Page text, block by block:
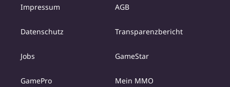
Impressum AGB
Datenschutz Transparenzbericht
Jobs GameStar
GamePro Mein MMO